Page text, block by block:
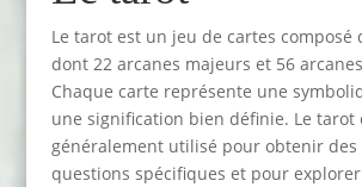
Le tarot est un jeu de cartes composé
dont 22 arcanes majeurs et 56
Chaque carte représente une
une signification bien définie. Le tarot
généralement utilisé pour obtenir des
questions spécifiques et pour